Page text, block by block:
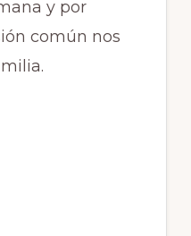
y por
común nos